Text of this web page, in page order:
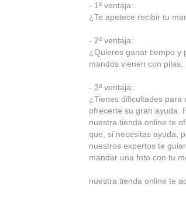
- 1ª ventaja:
¿Te apetece recibir tu
- 2ª ventaja:
¿Quieres ganar tiempo y
mandos vienen con
- 3ª ventaja:
¿Tienes dificultades
ofrecerte su gran ayuda.
nuestra tienda online te
que, si necesitas ayuda,
nuestros expertos te
mandar una foto con tu
nuestra tienda online te